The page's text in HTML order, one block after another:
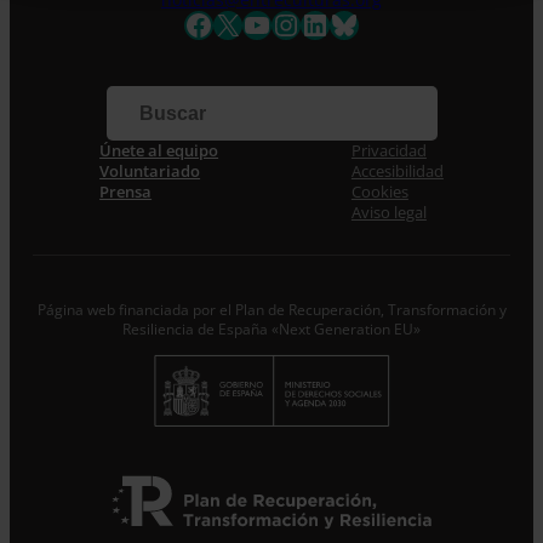
Correo electrónico *
Acepto laPolítica de Privacidad*
Desde ENTRECULTURAS FE Y ALEGRÍA ESPAÑA
trataremos los datos aportados en calidad de
Responsable del tratamiento con la finalidad de…Seguir
Facebook
X YouTube
Instagram
LinkedIn
Bluesky
Únete al equipo
Voluntariado
Prensa
Privacidad
Accesibilidad
Cookies
Aviso legal
Página web financiada por el Plan de Recuperación, Transformación y
Resiliencia de España «Next Generation EU»